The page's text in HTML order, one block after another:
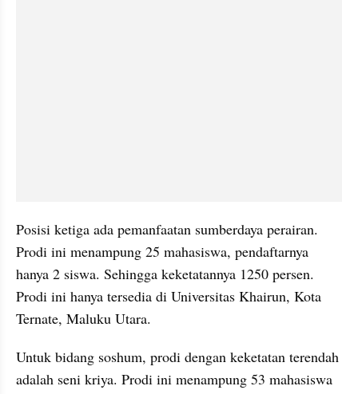
Posisi ketiga ada pemanfaatan sumberdaya perairan.
Prodi ini menampung 25 mahasiswa, pendaftarnya
hanya 2 siswa. Sehingga keketatannya 1250 persen.
Prodi ini hanya tersedia di Universitas Khairun, Kota
Ternate, Maluku Utara.
Untuk bidang soshum, prodi dengan keketatan terendah
adalah seni kriya. Prodi ini menampung 53 mahasiswa